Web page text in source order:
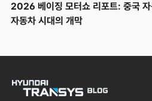
2026 베이징 모터쇼 리포트: 중국
자동차 시대의 개막